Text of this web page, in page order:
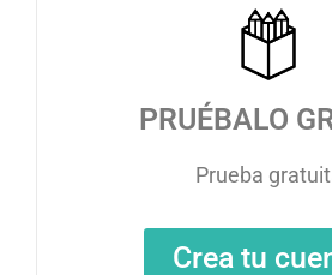
PRUÉBALO
Prueba
Crea tu